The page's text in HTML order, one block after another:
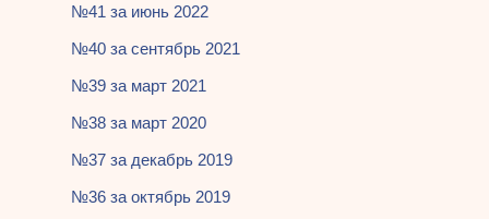
№41 за июнь 2022
№40 за сентябрь 2021
№39 за март 2021
№38 за март 2020
№37 за декабрь 2019
№36 за октябрь 2019